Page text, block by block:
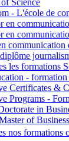
Science
- L'école de
en
en
communication
les formations
-
Certificates &
Programs -
in
of
nos formations